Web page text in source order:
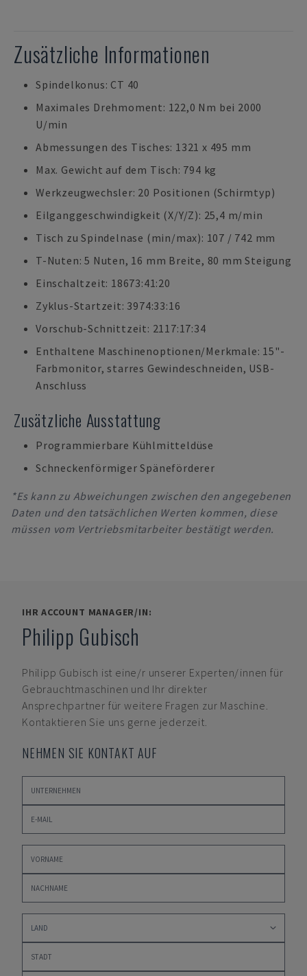
Zusätzliche Informationen
Spindelkonus: CT 40
Maximales Drehmoment: 122,0 Nm bei 2000
U/min
Abmessungen des Tisches: 1321 x 495 mm
Max. Gewicht auf dem Tisch: 794 kg
Werkzeugwechsler: 20 Positionen (Schirmtyp)
Eilganggeschwindigkeit (X/Y/Z): 25,4 m/min
Tisch zu Spindelnase (min/max): 107 / 742 mm
T-Nuten: 5 Nuten, 16 mm Breite, 80 mm Steigung
Einschaltzeit: 18673:41:20
Zyklus-Startzeit: 3974:33:16
Vorschub-Schnittzeit: 2117:17:34
Enthaltene Maschinenoptionen/Merkmale: 15"-
Farbmonitor, starres Gewindeschneiden, USB-
Anschluss
Zusätzliche Ausstattung
Programmierbare Kühlmitteldüse
Schneckenförmiger Späneförderer
*Es kann zu Abweichungen zwischen den angegebenen
Daten und den tatsächlichen Werten kommen, diese
müssen vom Vertriebsmitarbeiter bestätigt werden.
IHR ACCOUNT MANAGER/IN:
Philipp Gubisch
Philipp Gubisch ist eine/r unserer Experten/innen für
Gebrauchtmaschinen und Ihr direkter
Ansprechpartner für weitere Fragen zur Maschine.
Kontaktieren Sie uns gerne jederzeit.
NEHMEN SIE KONTAKT AUF